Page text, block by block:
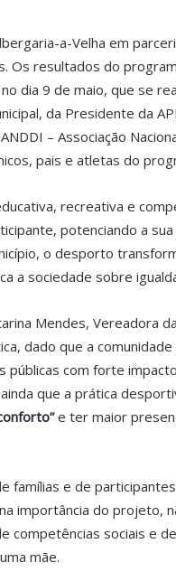
a-Velha em
Os resultados do
dia 9 de maio, que se
da Presidente da
– Associação
pais e atletas do
recreativa e
potenciando a sua
o desporto
a sociedade sobre
Mendes, Vereadora
dado que a
com forte
que a prática
e ter maior
famílias e de
importância do projeto,
competências sociais e
mãe.